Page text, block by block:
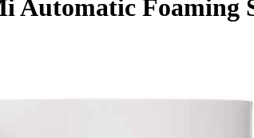
Foaming